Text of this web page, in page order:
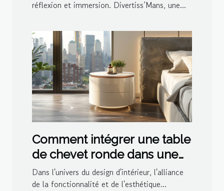
réflexion et immersion. Divertiss’Mans, une...
Comment intégrer une table
de chevet ronde dans une
décoration moderne
Dans l'univers du design d'intérieur, l'alliance
de la fonctionnalité et de l'esthétique...